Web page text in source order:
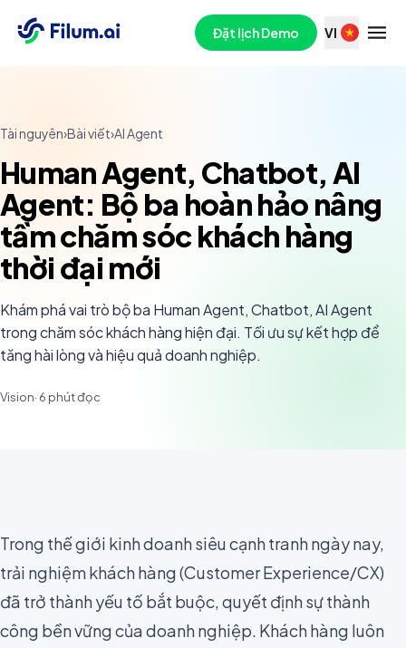
Đặt lịch Demo VI
Tài nguyên›Bài viết›AI Agent
Human Agent, Chatbot, AI
Agent: Bộ ba hoàn hảo nâng
tầm chăm sóc khách hàng
thời đại mới
Khám phá vai trò bộ ba Human Agent, Chatbot, AI Agent
trong chăm sóc khách hàng hiện đại. Tối ưu sự kết hợp để
tăng hài lòng và hiệu quả doanh nghiệp.
Vision· 6 phút đọc
Trong thế giới kinh doanh siêu cạnh tranh ngày nay,
trải nghiệm khách hàng (Customer Experience/CX)
đã trở thành yếu tố bắt buộc, quyết định sự thành
công bền vững của doanh nghiệp. Khách hàng luôn